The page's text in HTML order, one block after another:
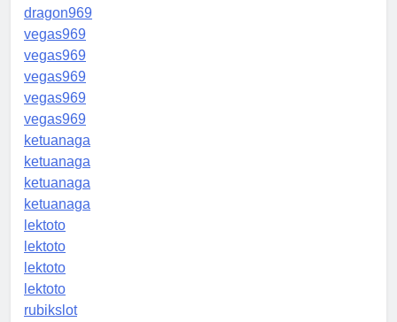
dragon969
vegas969
vegas969
vegas969
vegas969
vegas969
ketuanaga
ketuanaga
ketuanaga
ketuanaga
lektoto
lektoto
lektoto
lektoto
rubikslot